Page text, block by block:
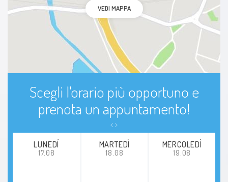
VEDI MAPPA
Scegli l'orario più opportuno e
prenota un appuntamento!
LUNEDÍ
17.08
MARTEDÌ
18.08
MERCOLEDÌ
19.08